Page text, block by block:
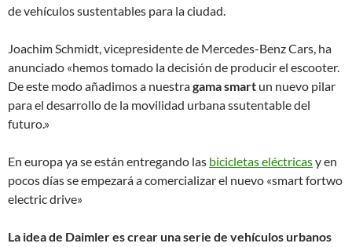
de vehículos sustentables para la ciudad.
Joachim Schmidt, vicepresidente de Mercedes-Benz Cars, ha
anunciado «hemos tomado la decisión de producir el escooter.
De este modo añadimos a nuestragama smart un nuevo pilar
para el desarrollo de la movilidad urbana ssutentable del
futuro.»
En europa ya se están entregando las bicicletas eléctricasy en
pocos días se empezará a comercializar el nuevo «smart fortwo
electric drive»
La idea de Daimler es crear una serie de vehículos urbanos